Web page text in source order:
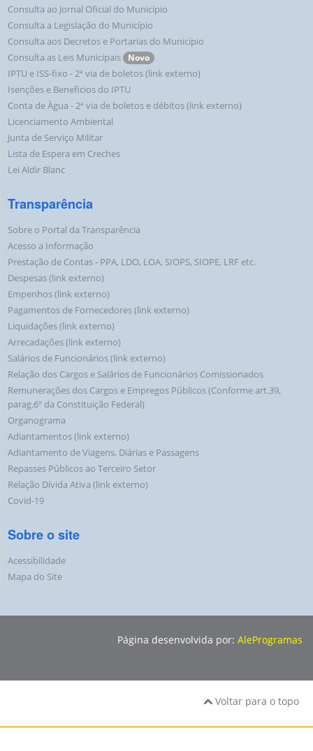
Consulta ao Jornal Oficial do Município
Consulta a Legislação do Município
Consulta aos Decretos e Portarias do Município
Consulta as Leis Municípais
Novo
IPTU e ISS-fixo - 2ª via de boletos (link externo)
Isenções e Beneficios do IPTU
Conta de Àgua - 2ª via de boletos e débitos (link externo)
Licenciamento Ambiental
Junta de Serviço Militar
Lista de Espera em Creches
Lei Aldir Blanc
Transparência
Sobre o Portal da Transparência
Acesso a Informação
Prestação de Contas - PPA, LDO, LOA, SIOPS, SIOPE, LRF etc.
Despesas (link externo)
Empenhos (link externo)
Pagamentos de Fornecedores (link externo)
Liquidações (link externo)
Arrecadações (link externo)
Salários de Funcionários (link externo)
Relação dos Cargos e Salários de Funcionários Comissionados
Remunerações dos Cargos e Empregos Públicos (Conforme art.39,
parag.6º da Constituição Federal)
Organograma
Adiantamentos (link externo)
Adiantamento de Viagens, Diárias e Passagens
Repasses Públicos ao Terceiro Setor
Relação Dívida Ativa (link externo)
Covid-19
Sobre o site
Acessibilidade
Mapa do Site
Página desenvolvida por: AleProgramas
Voltar para o topo